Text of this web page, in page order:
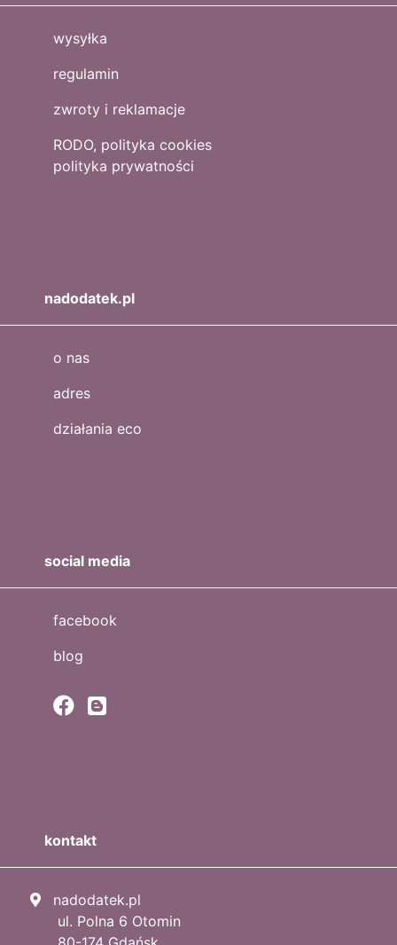
wysyłka
regulamin
zwroty i reklamacje
RODO, polityka cookies
polityka prywatności
nadodatek.pl
o nas
adres
działania eco
social media
facebook
blog
kontakt
nadodatek.pl
ul. Polna 6 Otomin